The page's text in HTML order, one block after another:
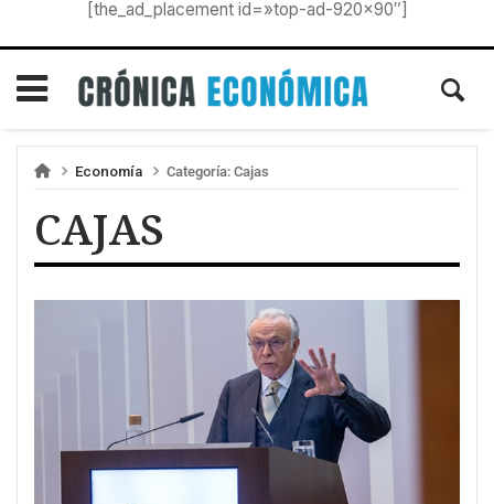
[the_ad_placement id=»top-ad-920×90″]
Economía Categoría: Cajas
CAJAS